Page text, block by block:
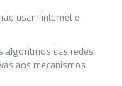
usam internet e
algoritmos das redes
aos mecanismos